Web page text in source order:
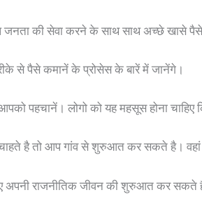
जनता की सेवा करने के साथ साथ अच्छे खासे
से पैसे कमानें के प्रोसेस के बारें में जानेंगे।
पहचानें। लोगो को यह महसूस होना
है तो आप गांव से शुरुआत कर सकते है।
अपनी राजनीतिक जीवन की शुरुआत कर सकते